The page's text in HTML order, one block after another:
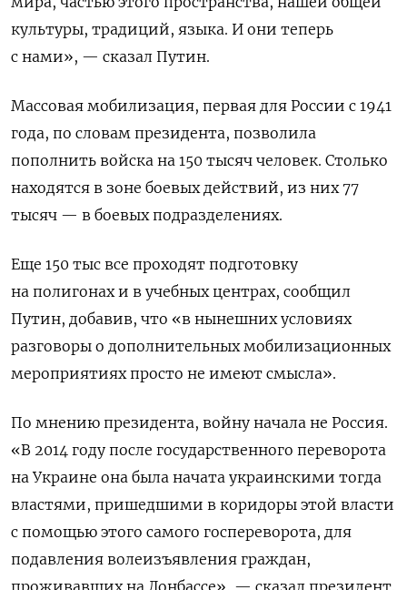
культуры, традиций, языка. И они теперь
с нами», — сказал Путин.
Массовая мобилизация, первая для России с 1941
года, по словам президента, позволила
пополнить войска на 150 тысяч человек. Столько
находятся в зоне боевых действий, из них 77
тысяч — в боевых подразделениях.
Еще 150 тыс все проходят подготовку
на полигонах и в учебных центрах, сообщил
Путин, добавив, что «в нынешних условиях
разговоры о дополнительных мобилизационных
мероприятиях просто не имеют смысла».
По мнению президента, войну начала не Россия.
«В 2014 году после государственного переворота
на Украине она была начата украинскими тогда
властями, пришедшими в коридоры этой власти
с помощью этого самого госпереворота, для
подавления волеизъявления граждан,
проживавших на Донбассе», — сказал президент.